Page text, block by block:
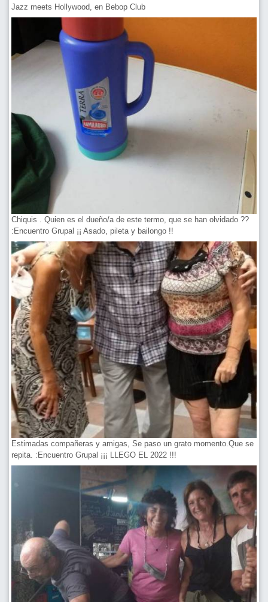
Jazz meets Hollywood, en Bebop Club
Chiquis . Quien es el dueño/a de este termo, que se han olvidado ??
:Encuentro Grupal ¡¡ Asado, pileta y bailongo !!
Estimadas compañeras y amigas, Se paso un grato momento.Que se
repita. :Encuentro Grupal ¡¡¡ LLEGO EL 2022 !!!